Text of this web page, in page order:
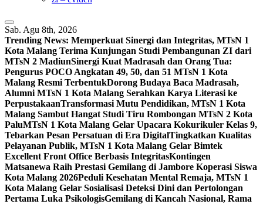
Sab. Agu 8th, 2026
Trending News: Memperkuat Sinergi dan Integritas, MTsN 1
Kota Malang Terima Kunjungan Studi Pembangunan ZI dari
MTsN 2 MadiunSinergi Kuat Madrasah dan Orang Tua:
Pengurus POCO Angkatan 49, 50, dan 51 MTsN 1 Kota
Malang Resmi TerbentukDorong Budaya Baca Madrasah,
Alumni MTsN 1 Kota Malang Serahkan Karya Literasi ke
PerpustakaanTransformasi Mutu Pendidikan, MTsN 1 Kota
Malang Sambut Hangat Studi Tiru Rombongan MTsN 2 Kota
PaluMTsN 1 Kota Malang Gelar Upacara Kokurikuler Kelas 9,
Tebarkan Pesan Persatuan di Era DigitalTingkatkan Kualitas
Pelayanan Publik, MTsN 1 Kota Malang Gelar Bimtek
Excellent Front Office Berbasis IntegritasKontingen
Matsanewa Raih Prestasi Gemilang di Jambore Koperasi Siswa
Kota Malang 2026Peduli Kesehatan Mental Remaja, MTsN 1
Kota Malang Gelar Sosialisasi Deteksi Dini dan Pertolongan
Pertama Luka PsikologisGemilang di Kancah Nasional, Rama